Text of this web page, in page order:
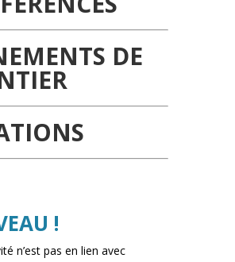
DE
!
n’est pas en lien avec